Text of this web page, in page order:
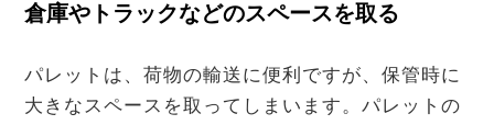
倉庫やトラックなどのスペースを取る
パレットは、荷物の輸送に便利ですが、保管時に
大きなスペースを取ってしまいます。パレットの